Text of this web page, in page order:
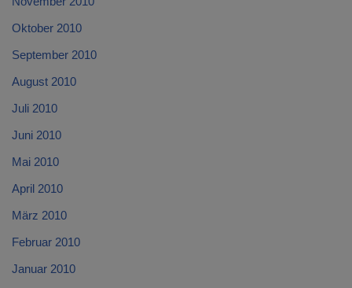
Oktober 2010
September 2010
August 2010
Juli 2010
Juni 2010
Mai 2010
April 2010
März 2010
Februar 2010
Januar 2010